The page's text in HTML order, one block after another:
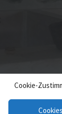
Cookie-